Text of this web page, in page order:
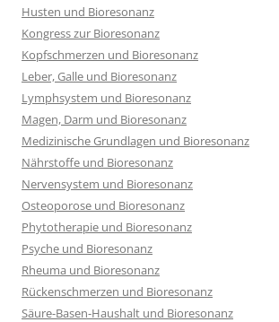
Husten und Bioresonanz
Kongress zur Bioresonanz
Kopfschmerzen und Bioresonanz
Leber, Galle und Bioresonanz
Lymphsystem und Bioresonanz
Magen, Darm und Bioresonanz
Medizinische Grundlagen und Bioresonanz
Nährstoffe und Bioresonanz
Nervensystem und Bioresonanz
Osteoporose und Bioresonanz
Phytotherapie und Bioresonanz
Psyche und Bioresonanz
Rheuma und Bioresonanz
Rückenschmerzen und Bioresonanz
Säure-Basen-Haushalt und Bioresonanz